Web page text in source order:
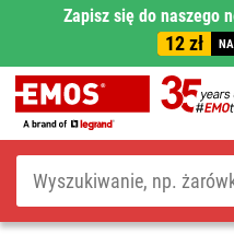
Zapisz się do naszego
12 zł
Szukaj